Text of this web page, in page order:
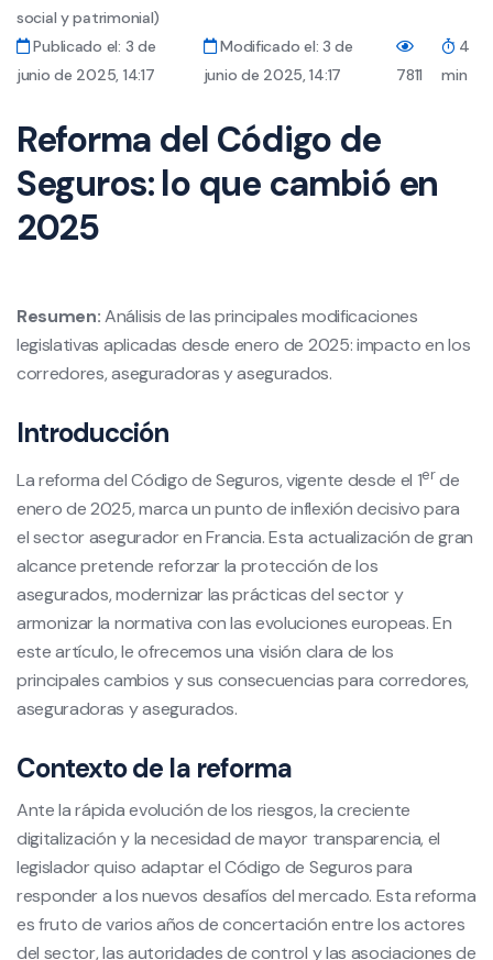
social y patrimonial)
Publicado el: 3 de
junio de 2025, 14:17
Modificado el: 3 de
junio de 2025, 14:17
7811
4
min
Reforma del Código de
Seguros: lo que cambió en
2025
Resumen:Análisis de las principales modificaciones
legislativas aplicadas desde enero de 2025: impacto en los
corredores, aseguradoras y asegurados.
Introducción
La reforma del Código de Seguros, vigente desde el 1erde
enero de 2025, marca un punto de inflexión decisivo para
el sector asegurador en Francia. Esta actualización de gran
alcance pretende reforzar la protección de los
asegurados, modernizar las prácticas del sector y
armonizar la normativa con las evoluciones europeas. En
este artículo, le ofrecemos una visión clara de los
principales cambios y sus consecuencias para corredores,
aseguradoras y asegurados.
Contexto de la reforma
Ante la rápida evolución de los riesgos, la creciente
digitalización y la necesidad de mayor transparencia, el
legislador quiso adaptar el Código de Seguros para
responder a los nuevos desafíos del mercado. Esta reforma
es fruto de varios años de concertación entre los actores
del sector, las autoridades de control y las asociaciones de